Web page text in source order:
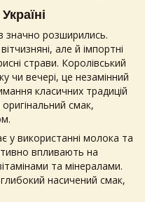
значно розширились.
але й імпортні
страви. Королівський
чи вечері, це незамінний
класичних традицій
смак,
у використанні молока та
впливають на
та мінералами.
насичений смак,